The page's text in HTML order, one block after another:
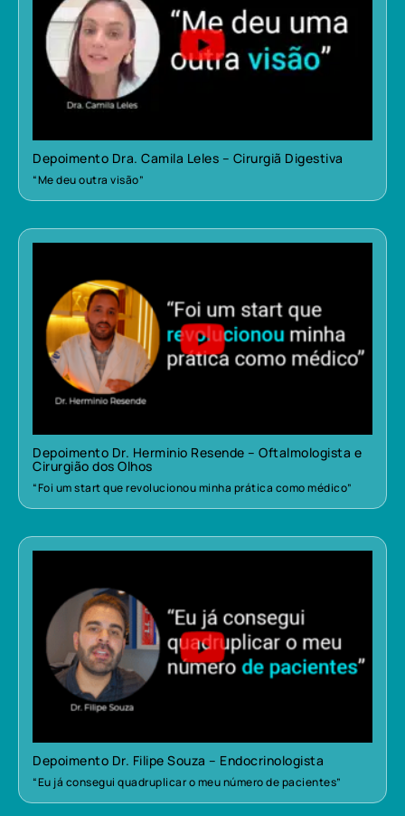
Depoimento Dra. Camila Leles – Cirurgiã Digestiva
“Me deu outra visão”
Depoimento Dr. Herminio Resende – Oftalmologista e
Cirurgião dos Olhos
“Foi um start que revolucionou minha prática como médico”
Depoimento Dr. Filipe Souza – Endocrinologista
“Eu já consegui quadruplicar o meu número de pacientes”